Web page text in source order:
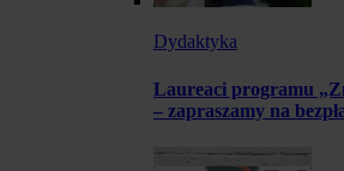
Dydaktyka
Laureaci programu
– zapraszamy na